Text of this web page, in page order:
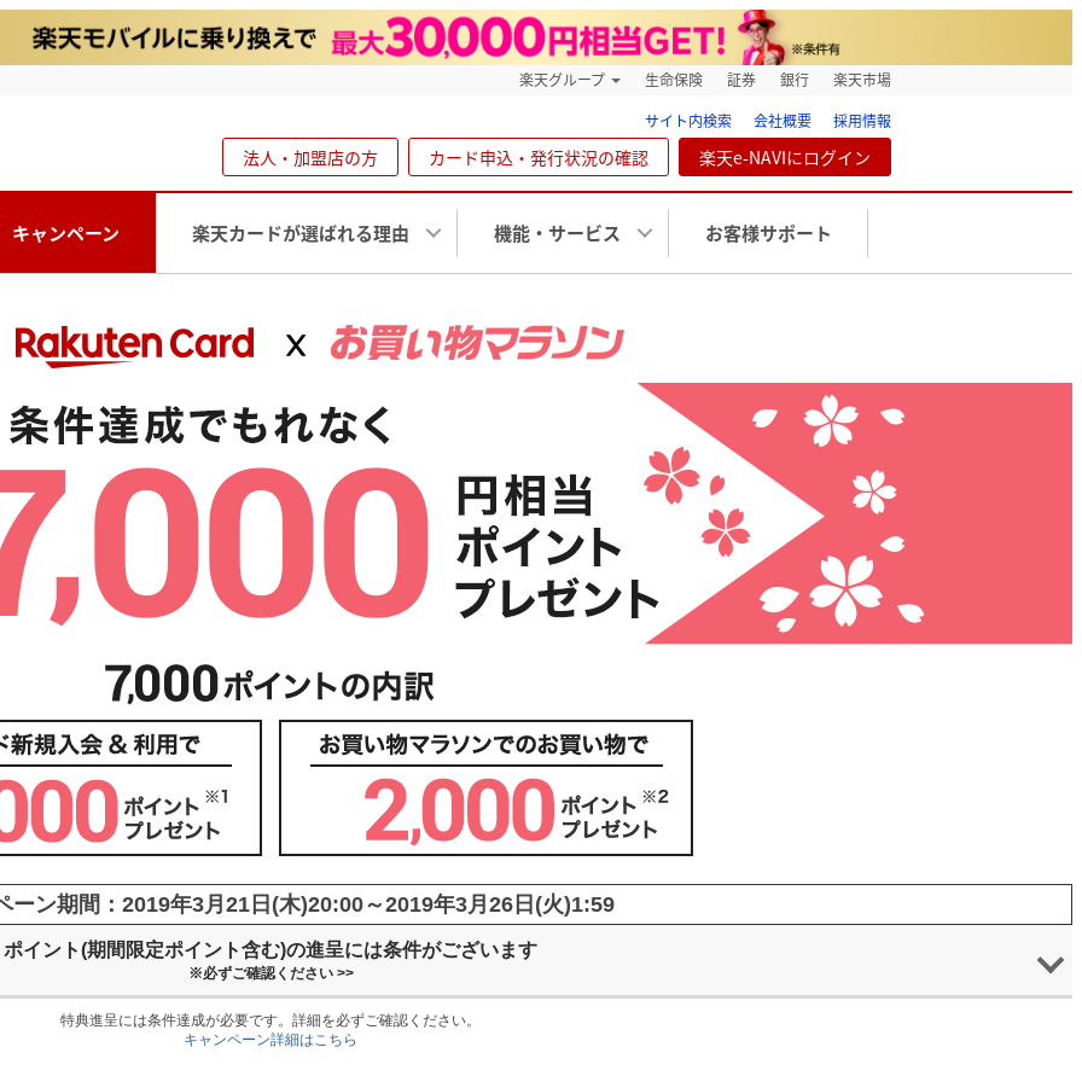
楽天グループ 生命保険 証券 銀行
楽天市場
サイト内検索
会社概要 採用情報
法人・加盟店の方 カード申込・発行状況の確認 楽天e-NAVIにログイン
キャンペーン 楽天カードが選ばれる理由 機能・サービス お客様サポート
ーン期間： 2019年3月21日(木)20:00～2019年3月26日(火)1:59
ポイント(期間限定ポイント含む)の進呈には条件がございます
※必ずご確認ください >>
特典進呈には条件達成が必要です。詳細を必ずご確認ください。
キャンペーン詳細はこちら